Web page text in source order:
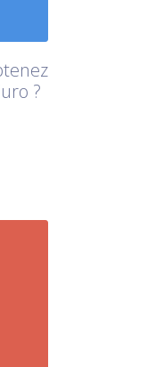
?